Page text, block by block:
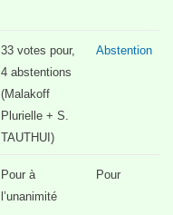
33 votes pour,
4 abstentions
(Malakoff
Plurielle + S.
TAUTHUI)
Abstention
Pour à
l’unanimité
Pour